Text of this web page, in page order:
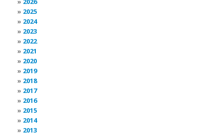
2025
2024
2023
2022
2021
2020
2019
2018
2017
2016
2015
2014
2013